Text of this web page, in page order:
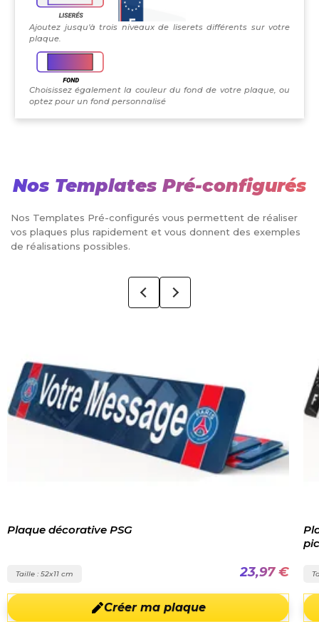
Ajoutez jusqu'à trois niveaux de liserets différents sur votre
plaque.
Choisissez également la couleur du fond de votre plaque, ou
optez pour un fond personnalisé
Nos Templates Pré-configurés
Nos Templates Pré-configurés vous permettent de réaliser
vos plaques plus rapidement et vous donnent des exemples
de réalisations possibles.
Plaque décorative PSG
Taille : 52x11 cm 23,97 €
Créer ma plaque